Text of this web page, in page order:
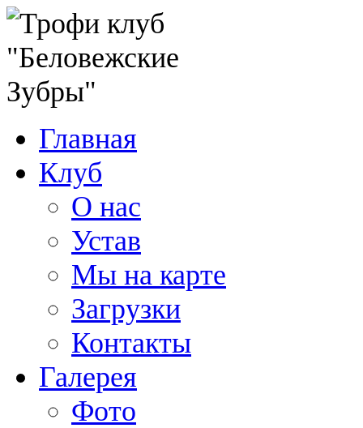
Главная
Клуб
О нас
Устав
Мы на карте
Загрузки
Контакты
Галерея
Фото